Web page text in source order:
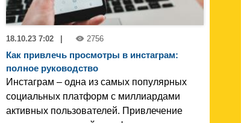
18.10.23 7:02 | 2756
Как привлечь просмотры в инстаграм:
полное руководство
Инстаграм – одна из самых популярных
социальных платформ с миллиардами
активных пользователей. Привлечение